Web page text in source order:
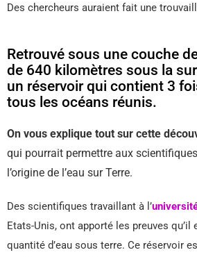
Des chercheurs auraient fait une
Retrouvé sous une couche
de 640 kilomètres sous la
un réservoir qui contient 3
tous les océans réunis.
On vous explique tout sur cette
qui pourrait permettre aux
l’origine de l’eau sur Terre.
Des scientifiques travaillant à l’
Etats-Unis, ont apporté les preuves
quantité d’eau sous terre. Ce réservoir